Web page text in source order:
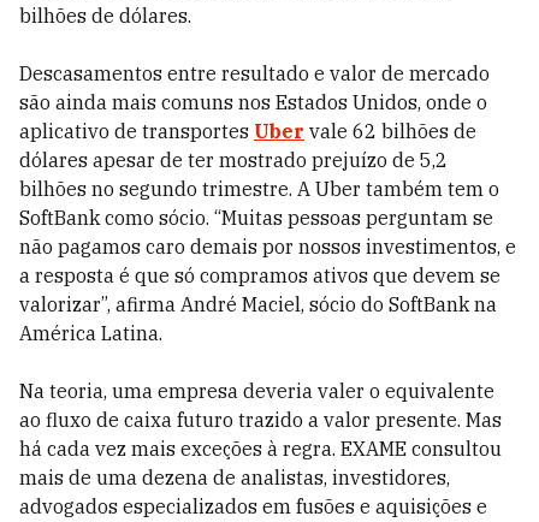
bilhões de dólares.
Descasamentos entre resultado e valor de mercado
são ainda mais comuns nos Estados Unidos, onde o
aplicativo de transportes Uber vale 62 bilhões de
dólares apesar de ter mostrado prejuízo de 5,2
bilhões no segundo trimestre. A Uber também tem o
SoftBank como sócio. “Muitas pessoas perguntam se
não pagamos caro demais por nossos investimentos, e
a resposta é que só compramos ativos que devem se
valorizar”, afirma André Maciel, sócio do SoftBank na
América Latina.
Na teoria, uma empresa deveria valer o equivalente
ao fluxo de caixa futuro trazido a valor presente. Mas
há cada vez mais exceções à regra. EXAME consultou
mais de uma dezena de analistas, investidores,
advogados especializados em fusões e aquisições e